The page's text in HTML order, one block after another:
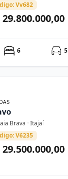
Vv682
29.800.000,00
6 5
Brava · Itajaí
V6235
29.500.000,00